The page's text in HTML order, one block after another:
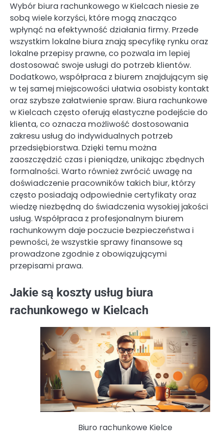
Wybór biura rachunkowego w Kielcach niesie ze
sobą wiele korzyści, które mogą znacząco
wpłynąć na efektywność działania firmy. Przede
wszystkim lokalne biura znają specyfikę rynku oraz
lokalne przepisy prawne, co pozwala im lepiej
dostosować swoje usługi do potrzeb klientów.
Dodatkowo, współpraca z biurem znajdującym się
w tej samej miejscowości ułatwia osobisty kontakt
oraz szybsze załatwienie spraw. Biura rachunkowe
w Kielcach często oferują elastyczne podejście do
klienta, co oznacza możliwość dostosowania
zakresu usług do indywidualnych potrzeb
przedsiębiorstwa. Dzięki temu można
zaoszczędzić czas i pieniądze, unikając zbędnych
formalności. Warto również zwrócić uwagę na
doświadczenie pracowników takich biur, którzy
często posiadają odpowiednie certyfikaty oraz
wiedzę niezbędną do świadczenia wysokiej jakości
usług. Współpraca z profesjonalnym biurem
rachunkowym daje poczucie bezpieczeństwa i
pewności, że wszystkie sprawy finansowe są
prowadzone zgodnie z obowiązującymi
przepisami prawa.
Jakie są koszty usług biura
rachunkowego w Kielcach
Biuro rachunkowe Kielce